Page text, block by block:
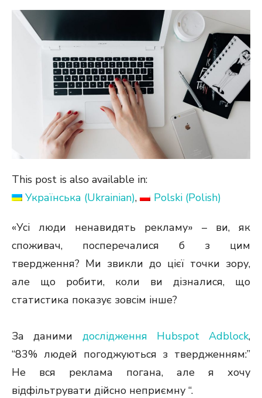
This post is also available in:
Українська (Ukrainian) Polski(Polish)
«Усі люди ненавидять рекламу» – ви, як
споживач, посперечалися б з цим
твердження? Ми звикли до цієї точки зору,
але що робити, коли ви дізналися, що
статистика показує зовсім інше?
За даними дослідження Hubspot Adblock,
“83% людей погоджуються з твердженням:”
Не вся реклама погана, але я хочу
відфільтрувати дійсно неприємну “.